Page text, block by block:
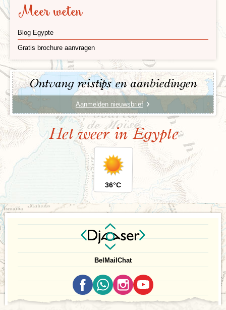
Meer weten
Blog Egypte
Gratis brochure aanvragen
Ontvang reistips en aanbiedingen
Aanmelden nieuwsbrief
Het weer in Egypte
36°C
Bel Mail Chat